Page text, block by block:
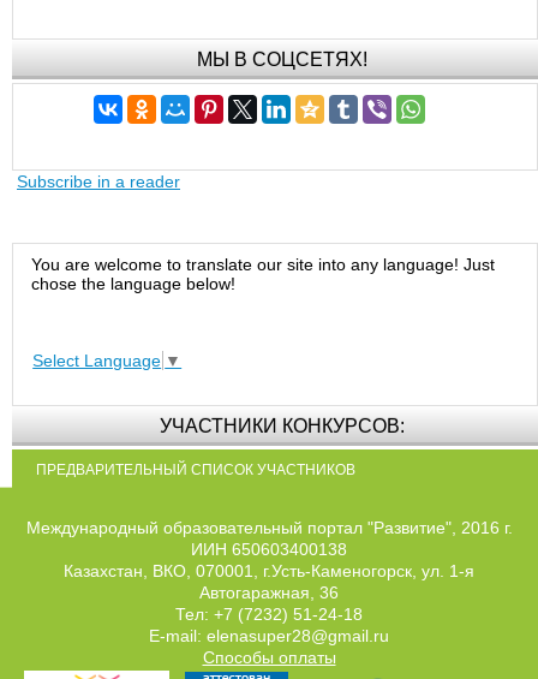
МЫ В СОЦСЕТЯХ!
Subscribe in a reader
You are welcome to translate our site into any language! Just
chose the language below!
Select Language ▼
УЧАСТНИКИ КОНКУРСОВ:
ПРЕДВАРИТЕЛЬНЫЙ СПИСОК УЧАСТНИКОВ
Международный образовательный портал "Развитие", 2016 г.
ИИН 650603400138
Казахстан, ВКО, 070001, г.Усть-Каменогорск, ул. 1-я
Автогаражная, 36
Тел: +7 (7232) 51-24-18
E-mail: elenasuper28@gmail.ru
Способы оплаты